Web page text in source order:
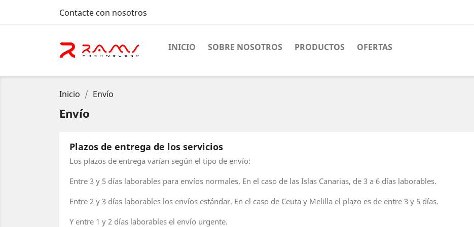
Contacte con nosotros
INICIO SOBRE NOSOTROS PRODUCTOS OFERTAS
Inicio Envío
Envío
Plazos de entrega de los servicios
Los plazos de entrega varían según el tipo de envío:
Entre 3 y 5 días laborables para envíos normales. En el caso de las Islas Canarias, de 3 a 6 días laborables.
Entre 2 y 3 días laborables los envíos estándar. En el caso de Ceuta y Melilla el plazo es de entre 3 y 5 días.
Y entre 1 y 2 días laborables el envío urgente.